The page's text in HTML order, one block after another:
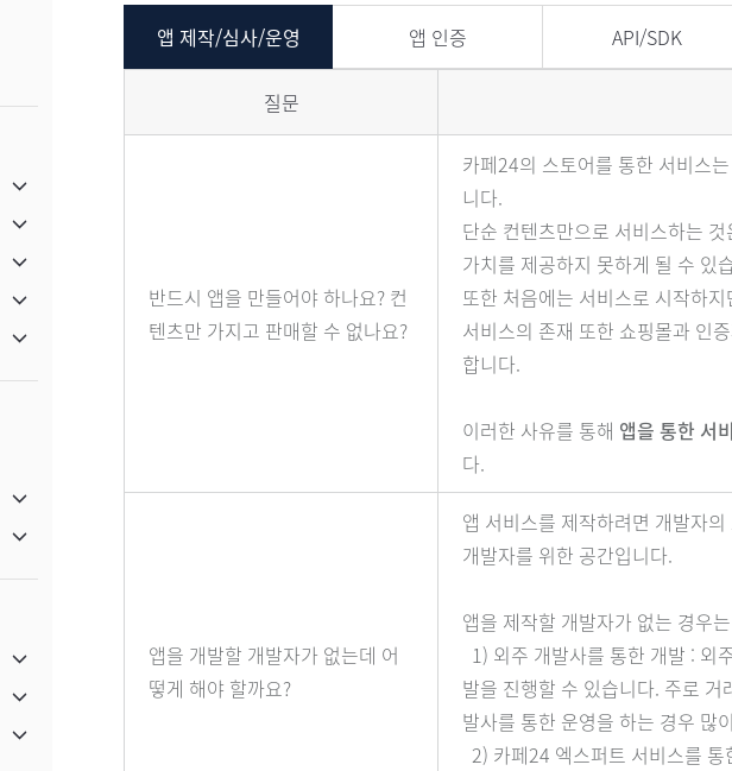
앱 제작/심사/운영 앱 인증 API/SDK
질문
반드시 앱을 만들어야 하나요? 컨
텐츠만 가지고 판매할 수 없나요?
카페24의 스토어를 통한 서비스는
니다.
단순 컨텐츠만으로 서비스하는
가치를 제공하지 못하게 될 수 있
또한 처음에는 서비스로 시작하
서비스의 존재 또한 쇼핑몰과 인
합니다.
이러한 사유를 통해 앱을 통한 서
다.
앱을 개발할 개발자가 없는데 어
떻게 해야 할까요?
앱 서비스를 제작하려면 개발자
개발자를 위한 공간입니다.
앱을 제작할 개발자가 없는 경우
1) 외주 개발사를 통한 개발 : 외
발을 진행할 수 있습니다. 주로
발사를 통한 운영을 하는 경우 많
2) 카페24 엑스퍼트 서비스를